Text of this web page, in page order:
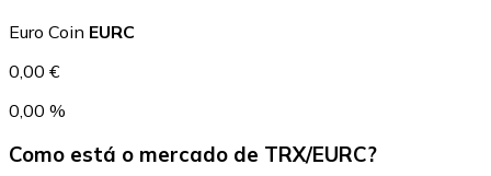
USDC
Euro Coin EURC
0,00 €
0,00 %
Como está o mercado de TRX/EURC?